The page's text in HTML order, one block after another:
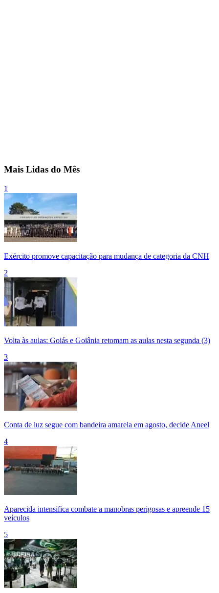
Mais Lidas do Mês
1
Exército promove capacitação para mudança de categoria da CNH
2
Volta às aulas: Goiás e Goiânia retomam as aulas nesta segunda (3)
3
Conta de luz segue com bandeira amarela em agosto, decide Aneel
4
Aparecida intensifica combate a manobras perigosas e apreende 15
veículos
5